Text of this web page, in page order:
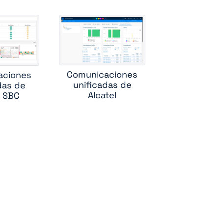
de
Comunicaciones
unificadas de
Alcatel